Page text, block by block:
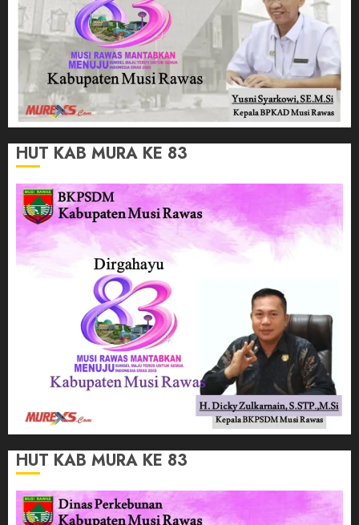
HUT KAB MURA KE 83
HUT KAB MURA KE 83